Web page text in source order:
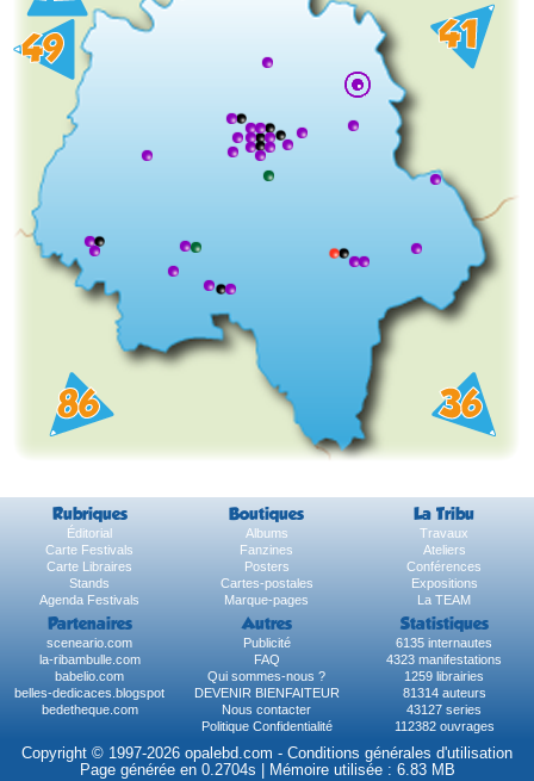
Rubriques Boutiques La Tribu
Éditorial Albums
Travaux
Carte Festivals
Fanzines
Ateliers
Carte Libraires
Posters
Conférences
Stands
Cartes-postales
Expositions
Agenda Festivals
Marque-pages La TEAM
Partenaires Autres Statistiques
sceneario.com Publicité
6135 internautes
la-ribambulle.com
FAQ
4323 manifestations
babelio.com
Qui sommes-nous ?
1259 librairies
belles-dedicaces.blogspot
DEVENIR BIENFAITEUR
81314 auteurs
bedetheque.com
Nous contacter
43127 series
Politique Confidentialité
112382 ouvrages
Copyright © 1997-2026 opalebd.com - Conditions générales d'utilisation
Page générée en 0.2704s | Mémoire utilisée : 6.83 MB